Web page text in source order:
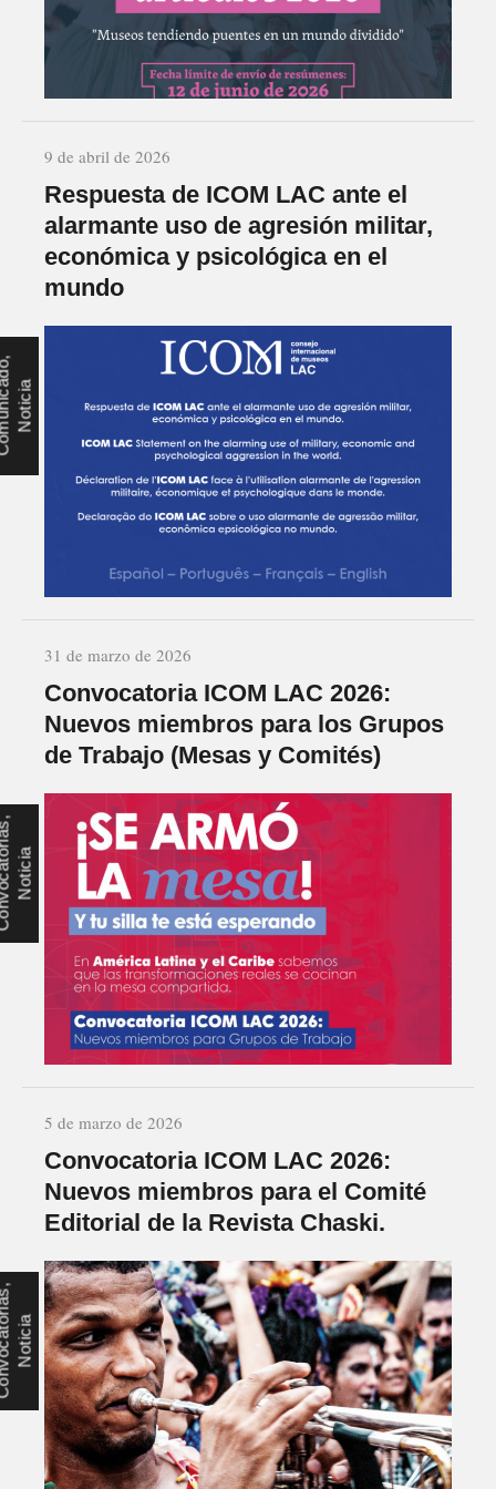
9 de abril de 2026
Respuesta de ICOM LAC ante el
alarmante uso de agresión militar,
económica y psicológica en el
mundo
a
a
31 de marzo de 2026
Convocatoria ICOM LAC 2026:
Nuevos miembros para los Grupos
de Trabajo (Mesas y Comités)
o
a
5 de marzo de 2026
Convocatoria ICOM LAC 2026:
Nuevos miembros para el Comité
Editorial de la Revista Chaski.
o
a